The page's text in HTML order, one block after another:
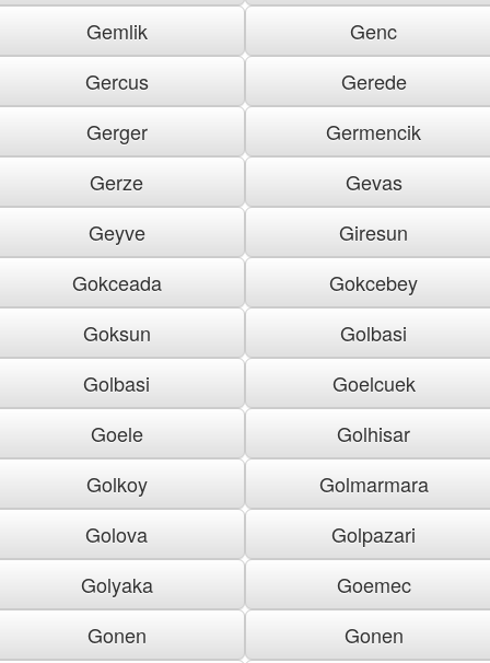
Gemlik
Genc
Gercus
Gerede
Gerger
Germencik
Gerze
Gevas
Geyve
Giresun
Gokceada
Gokcebey
Goksun
Golbasi
Golbasi
Goelcuek
Goele
Golhisar
Golkoy
Golmarmara
Golova
Golpazari
Golyaka
Goemec
Gonen
Gonen